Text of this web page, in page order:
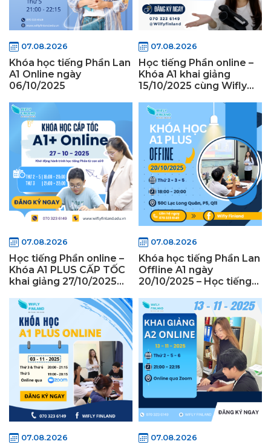
07.08.2026
Khóa học tiếng Phần Lan
A1 Online ngày
06/10/2025
07.08.2026
Học tiếng Phần online –
Khóa A1 khai giảng
15/10/2025 cùng Wifly
07.08.2026
Học tiếng Phần online –
Khóa A1 PLUS CẤP TỐC
khai giảng 27/10/2025
07.08.2026
Khóa học tiếng Phần Lan
Offline A1 ngày
20/10/2025 – Học tiếng
TPHCM cùng Wifly
Finland
07.08.2026 07.08.2026